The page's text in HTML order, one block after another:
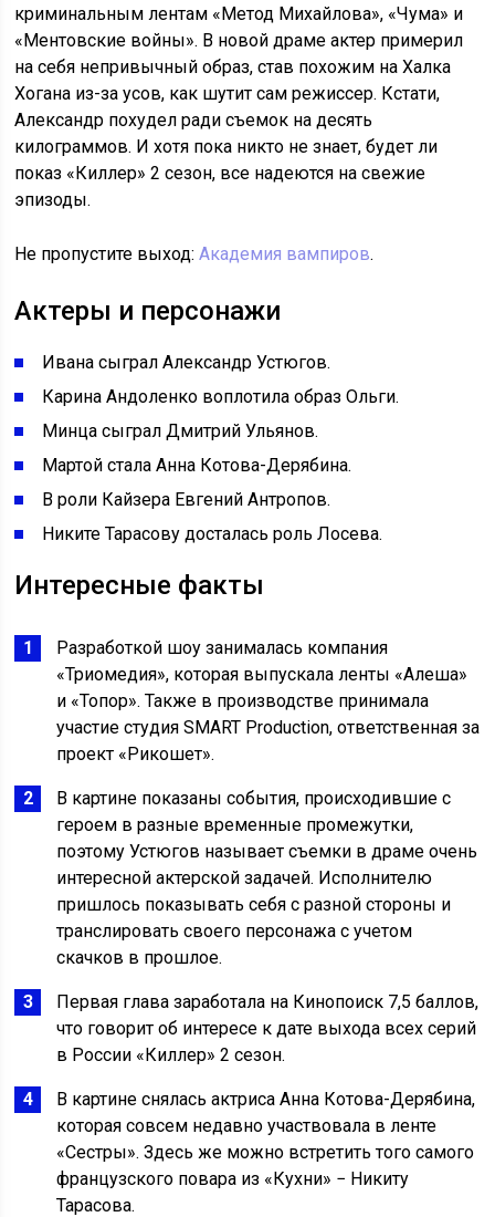
криминальным лентам «Метод Михайлова», «Чума» и
«Ментовские войны». В новой драме актер примерил
на себя непривычный образ, став похожим на Халка
Хогана из-за усов, как шутит сам режиссер. Кстати,
Александр похудел ради съемок на десять
килограммов. И хотя пока никто не знает, будет ли
показ «Киллер» 2 сезон, все надеются на свежие
эпизоды.
Не пропустите выход:Академия вампиров.
Актеры и персонажи
Ивана сыграл Александр Устюгов.
Карина Андоленко воплотила образ Ольги.
Минца сыграл Дмитрий Ульянов.
Мартой стала Анна Котова-Дерябина.
В роли Кайзера Евгений Антропов.
Никите Тарасову досталась роль Лосева.
Интересные факты
Разработкой шоу занималась компания
«Триомедия», которая выпускала ленты «Алеша»
и «Топор». Также в производстве принимала
участие студия SMART Production, ответственная за
проект «Рикошет».
В картине показаны события, происходившие с
героем в разные временные промежутки,
поэтому Устюгов называет съемки в драме очень
интересной актерской задачей. Исполнителю
пришлось показывать себя с разной стороны и
транслировать своего персонажа с учетом
скачков в прошлое.
Первая глава заработала на Кинопоиск 7,5 баллов,
что говорит об интересе к дате выхода всех серий
в России «Киллер» 2 сезон.
В картине снялась актриса Анна Котова-Дерябина,
которая совсем недавно участвовала в ленте
«Сестры». Здесь же можно встретить того самого
французского повара из «Кухни» − Никиту
Тарасова.